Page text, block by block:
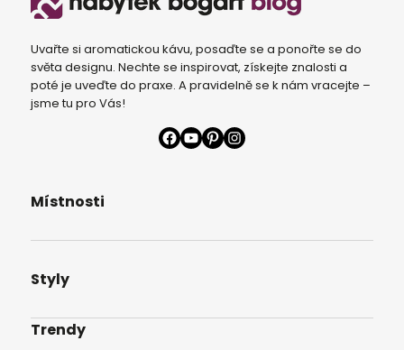
Uvařte si aromatickou kávu, posaďte se a ponořte se do
světa designu. Nechte se inspirovat, získejte znalosti a
poté je uveďte do praxe. A pravidelně se k nám vracejte –
jsme tu pro Vás!
Facebook
YouTube
Pinterest
Instagram
Místnosti
Styly
Trendy